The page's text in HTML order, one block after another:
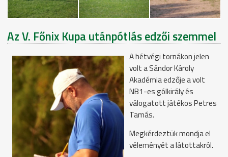
Az V. Főnix Kupa utánpótlás edzői szemmel
A hétvégi tornákon jelen
volt a Sándor Károly
Akadémia edzője a volt
NB1-es gólkirály és
válogatott játékos Petres
Tamás.
Megkérdeztük mondja el
véleményét a látottakról.